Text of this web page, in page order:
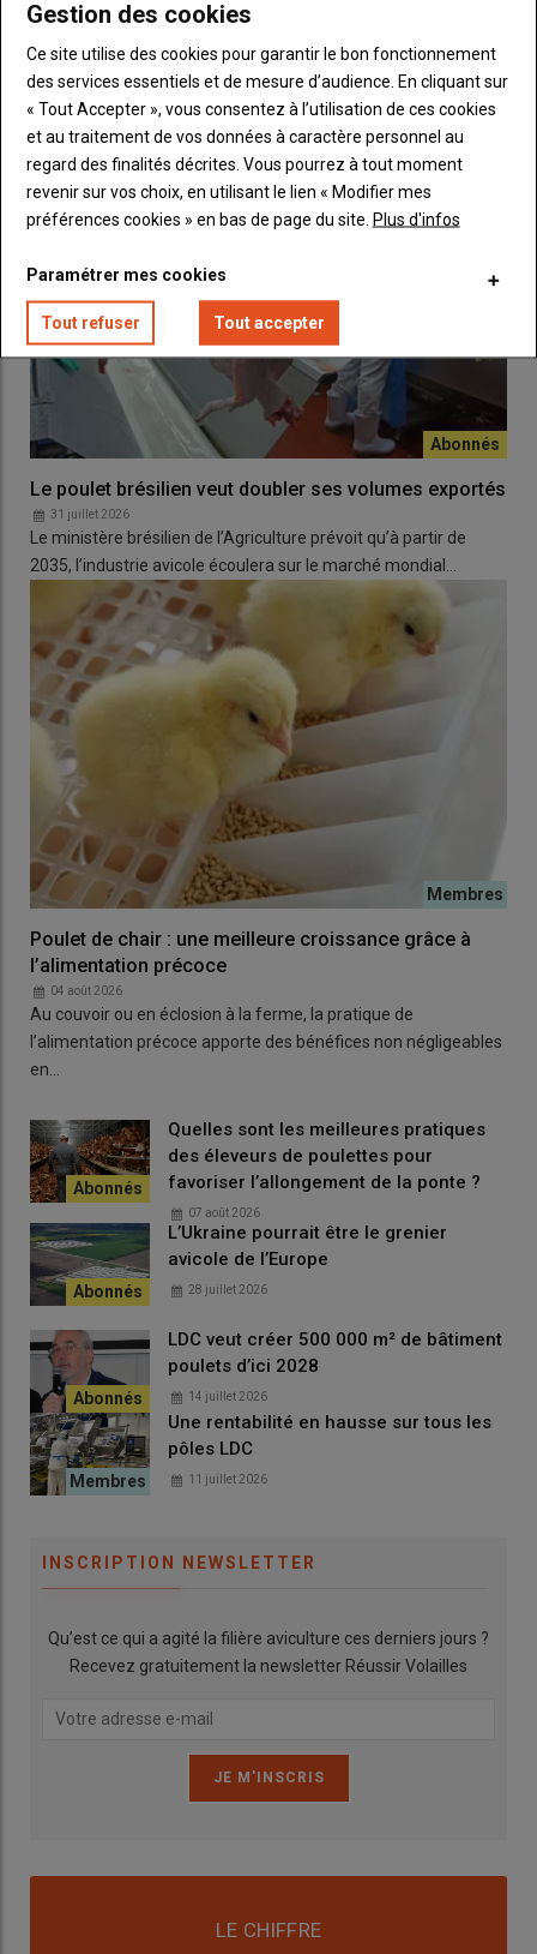
LES PLUS LUS
Le poulet brésilien veut doubler ses volumes exportés
31 juillet 2026
Le ministère brésilien de l’Agriculture prévoit qu’à partir de
2035, l’industrie avicole écoulera sur le marché mondial…
Poulet de chair : une meilleure croissance grâce à
l’alimentation précoce
04 août 2026
Au couvoir ou en éclosion à la ferme, la pratique de
l’alimentation précoce apporte des bénéfices non négligeables
en…
Quelles sont les meilleures pratiques
des éleveurs de poulettes pour
favoriser l’allongement de la ponte ?
07 août 2026
L’Ukraine pourrait être le grenier
avicole de l’Europe
28 juillet 2026
LDC veut créer 500 000 m² de bâtiment
poulets d’ici 2028
14 juillet 2026
Une rentabilité en hausse sur tous les
pôles LDC
11 juillet 2026
INSCRIPTION NEWSLETTER
Qu’est ce qui a agité la filière aviculture ces derniers jours ?
Recevez gratuitement la newsletter Réussir Volailles
LE CHIFFRE
Gestion des cookies
Ce site utilise des cookies pour garantir le bon fonctionnement
des services essentiels et de mesure d’audience. En cliquant sur
« Tout Accepter », vous consentez à l’utilisation de ces cookies
et au traitement de vos données à caractère personnel au
regard des finalités décrites. Vous pourrez à tout moment
revenir sur vos choix, en utilisant le lien « Modifier mes
préférences cookies » en bas de page du site. Plus d'infos
Paramétrer mes cookies
Tout refuser Tout accepter